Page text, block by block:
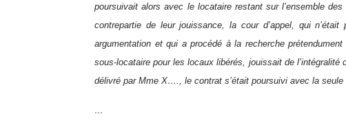
poursuivait alors avec le locataire restant sur l’ensemble
contrepartie de leur jouissance, la cour d’appel, qui
argumentation et qui a procédé à la recherche
sous-locataire pour les locaux libérés, jouissait de
délivré par Mme X…., le contrat s’était poursuivi avec la
…